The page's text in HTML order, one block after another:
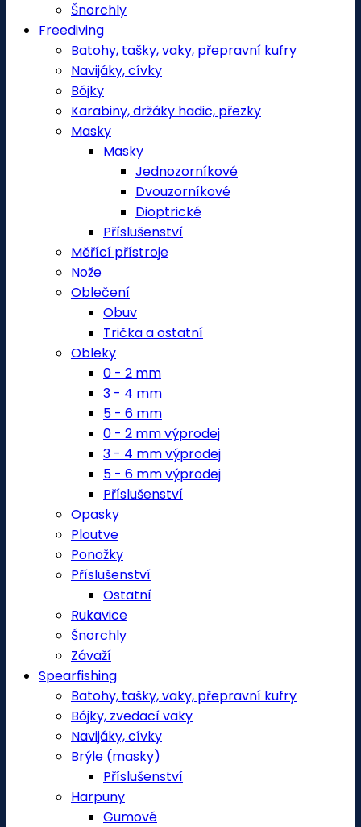
Šnorchly
Freediving
Batohy, tašky, vaky, přepravní kufry
Navijáky, cívky
Bójky
Karabiny, držáky hadic, přezky
Masky
Masky
Jednozorníkové
Dvouzorníkové
Dioptrické
Příslušenství
Měřící přístroje
Nože
Oblečení
Obuv
Trička a ostatní
Obleky
0 - 2 mm
3 - 4 mm
5 - 6 mm
0 - 2 mm výprodej
3 - 4 mm výprodej
5 - 6 mm výprodej
Příslušenství
Opasky
Ploutve
Ponožky
Příslušenství
Ostatní
Rukavice
Šnorchly
Závaží
Spearfishing
Batohy, tašky, vaky, přepravní kufry
Bójky, zvedací vaky
Navijáky, cívky
Brýle (masky)
Příslušenství
Harpuny
Gumové